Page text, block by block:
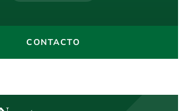
CONTACTO